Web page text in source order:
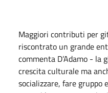
Maggiori contributi per
riscontrato un grande
commenta D’Adamo - la
crescita culturale ma
socializzare, fare gruppo